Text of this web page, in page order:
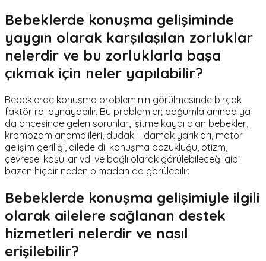
Bebeklerde konuşma gelişiminde
yaygın olarak karşılaşılan zorluklar
nelerdir ve bu zorluklarla başa
çıkmak için neler yapılabilir?
Bebeklerde konuşma probleminin görülmesinde birçok
faktör rol oynayabilir. Bu problemler; doğumla anında ya
da öncesinde gelen sorunlar, işitme kaybı olan bebekler,
kromozom anomalileri, dudak – damak yarıkları, motor
gelişim geriliği, ailede dil konuşma bozukluğu, otizm,
çevresel koşullar vd. ve bağlı olarak görülebileceği gibi
bazen hiçbir neden olmadan da görülebilir.
Bebeklerde konuşma gelişimiyle ilgili
olarak ailelere sağlanan destek
hizmetleri nelerdir ve nasıl
erişilebilir?